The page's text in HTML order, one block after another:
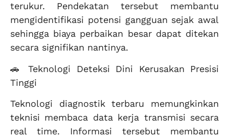
terukur. Pendekatan tersebut membantu
mengidentifikasi potensi gangguan sejak awal
sehingga biaya perbaikan besar dapat ditekan
secara signifikan nantinya.
🚗 Teknologi Deteksi Dini Kerusakan Presisi
Tinggi
Teknologi diagnostik terbaru memungkinkan
teknisi membaca data kerja transmisi secara
real time. Informasi tersebut membantu